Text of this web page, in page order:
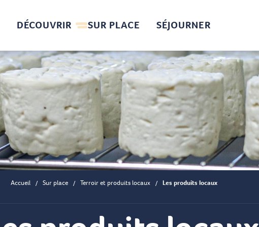
DÉCOUVRIR SUR PLACE SÉJOURNER
Accueil Sur place Terroir et produits locaux Les produits locaux